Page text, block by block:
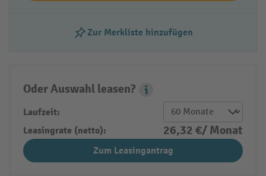
Zur Merkliste hinzufügen
Oder Auswahl leasen?
Leasing Popover
Laufzeit:
Leasingrate (netto):
26,32 €/ Monat
Zum Leasingantrag